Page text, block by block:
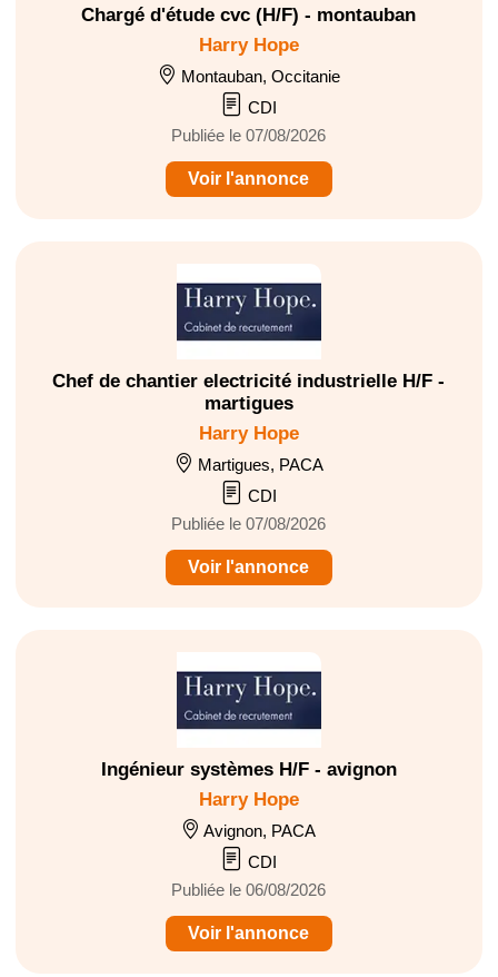
Chargé d'étude cvc (H/F) - montauban
Harry Hope
Montauban, Occitanie
CDI
Publiée le 07/08/2026
Voir l'annonce
Chef de chantier electricité industrielle H/F -
martigues
Harry Hope
Martigues, PACA
CDI
Publiée le 07/08/2026
Voir l'annonce
Ingénieur systèmes H/F - avignon
Harry Hope
Avignon, PACA
CDI
Publiée le 06/08/2026
Voir l'annonce